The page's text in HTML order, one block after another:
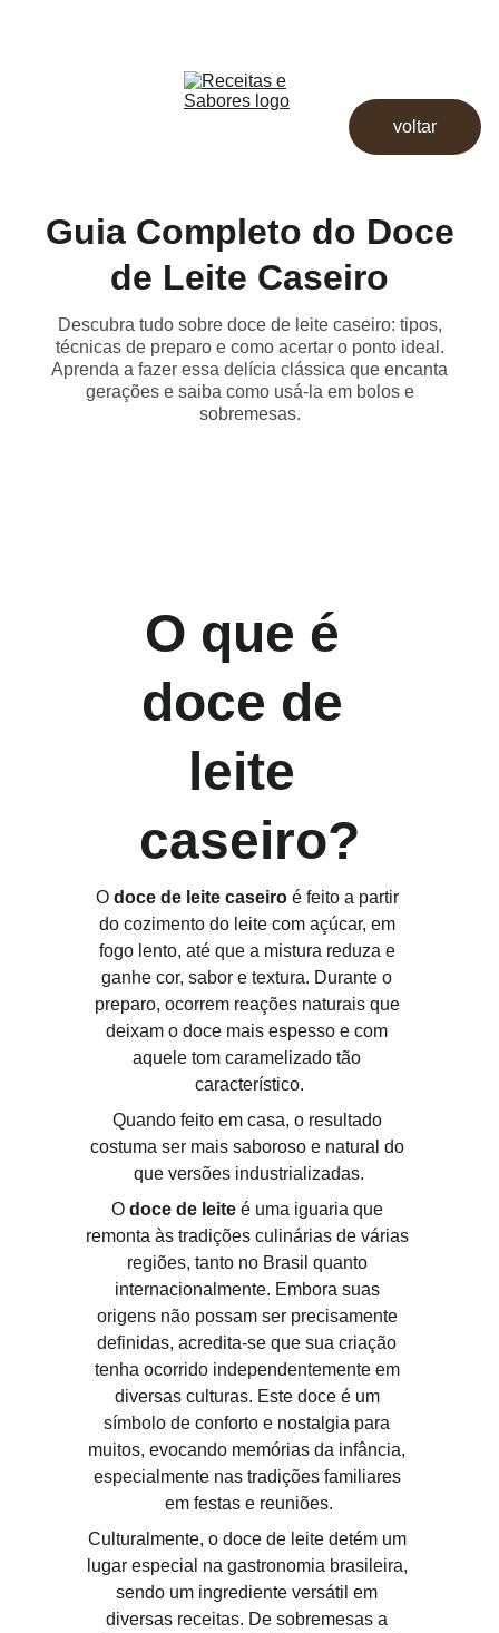
voltar
Guia Completo do Doce
de Leite Caseiro
Descubra tudo sobre doce de leite caseiro: tipos,
técnicas de preparo e como acertar o ponto ideal.
Aprenda a fazer essa delícia clássica que encanta
gerações e saiba como usá-la em bolos e
sobremesas.
O que é
doce de
leite
caseiro?
O doce de leite caseiro é feito a partir
do cozimento do leite com açúcar, em
fogo lento, até que a mistura reduza e
ganhe cor, sabor e textura. Durante o
preparo, ocorrem reações naturais que
deixam o doce mais espesso e com
aquele tom caramelizado tão
característico.
Quando feito em casa, o resultado
costuma ser mais saboroso e natural do
que versões industrializadas.
O doce de leite é uma iguaria que
remonta às tradições culinárias de várias
regiões, tanto no Brasil quanto
internacionalmente. Embora suas
origens não possam ser precisamente
definidas, acredita-se que sua criação
tenha ocorrido independentemente em
diversas culturas. Este doce é um
símbolo de conforto e nostalgia para
muitos, evocando memórias da infância,
especialmente nas tradições familiares
em festas e reuniões.
Culturalmente, o doce de leite detém um
lugar especial na gastronomia brasileira,
sendo um ingrediente versátil em
diversas receitas. De sobremesas a